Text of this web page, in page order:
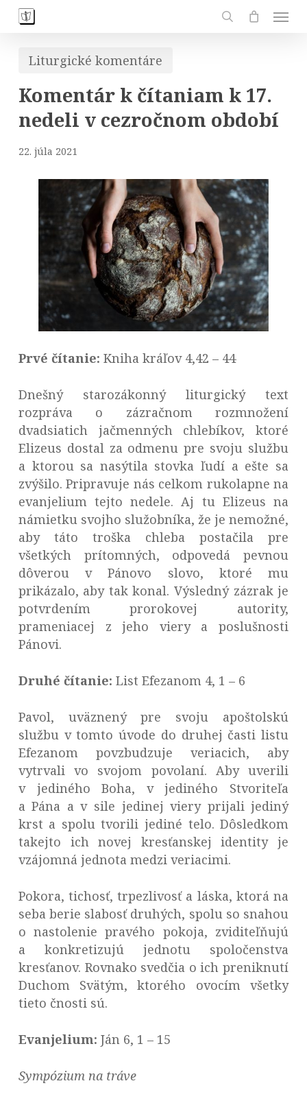
Skip
contentLiturgické komentáre
Komentár k čítaniam k 17.
nedeli v cezročnom období
22. júla 2021
Prvé čítanie: Kniha kráľov 4,42 – 44
Dnešný starozákonný liturgický text
rozpráva o zázračnom rozmnožení
dvadsiatich jačmenných chlebíkov, ktoré
Elizeus dostal za odmenu pre svoju službu
a ktorou sa nasýtila stovka ľudí a ešte sa
zvýšilo. Pripravuje nás celkom rukolapne na
evanjelium tejto nedele. Aj tu Elizeus na
námietku svojho služobníka, že je nemožné,
aby táto troška chleba postačila pre
všetkých prítomných, odpovedá pevnou
dôverou v Pánovo slovo, ktoré mu
prikázalo, aby tak konal. Výsledný zázrak je
potvrdením prorokovej autority,
prameniacej z jeho viery a poslušnosti
Pánovi.
Druhé čítanie: List Efezanom 4, 1 – 6
Pavol, uväznený pre svoju apoštolskú
službu v tomto úvode do druhej časti listu
Efezanom povzbudzuje veriacich, aby
vytrvali vo svojom povolaní. Aby uverili
v jediného Boha, v jediného Stvoriteľa
a Pána a v sile jedinej viery prijali jediný
krst a spolu tvorili jediné telo. Dôsledkom
takejto ich novej kresťanskej identity je
vzájomná jednota medzi veriacimi.
Pokora, tichosť, trpezlivosť a láska, ktorá na
seba berie slabosť druhých, spolu so snahou
o nastolenie pravého pokoja, zviditeľňujú
a konkretizujú jednotu spoločenstva
kresťanov. Rovnako svedčia o ich preniknutí
Duchom Svätým, ktorého ovocím všetky
tieto čnosti sú.
Evanjelium: Ján 6, 1 – 15
Sympózium na tráve